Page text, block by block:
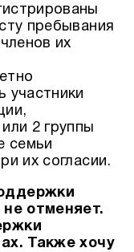
пребывания
их
участники
2 группы
семьи
их согласии.
отменяет.
Также хочу